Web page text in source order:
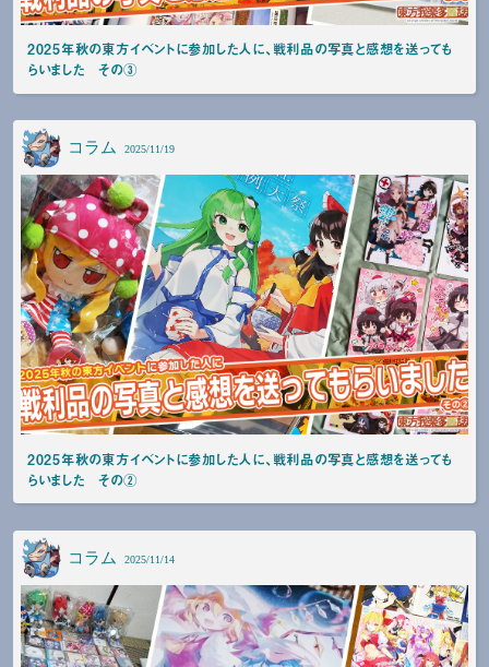
2025年秋の東方イベントに参加した人に、戦利品の写真と感想を送っても
らいました その③
コラム 2025/11/19
2025年秋の東方イベントに参加した人に、戦利品の写真と感想を送っても
らいました その②
コラム 2025/11/14